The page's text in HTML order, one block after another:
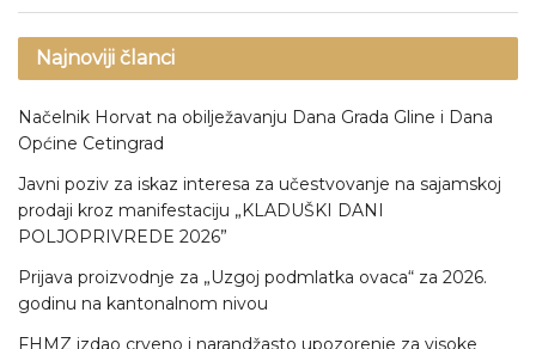
Najnoviji članci
Načelnik Horvat na obilježavanju Dana Grada Gline i Dana
Općine Cetingrad
Javni poziv za iskaz interesa za učestvovanje na sajamskoj
prodaji kroz manifestaciju „KLADUŠKI DANI
POLJOPRIVREDE 2026”
Prijava proizvodnje za „Uzgoj podmlatka ovaca“ za 2026.
godinu na kantonalnom nivou
FHMZ izdao crveno i narandžasto upozorenje za visoke